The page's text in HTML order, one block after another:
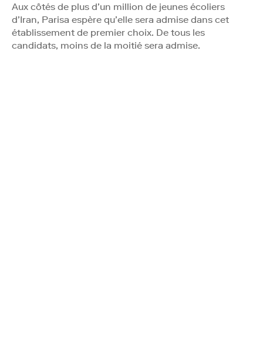
Aux côtés de plus d’un million de jeunes écoliers
d’Iran, Parisa espère qu’elle sera admise dans cet
établissement de premier choix. De tous les
candidats, moins de la moitié sera admise.